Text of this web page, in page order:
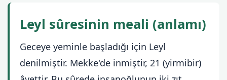
Leyl sûresinin meali (anlamı)
Geceye yeminle başladığı için Leyl
denilmiştir. Mekke'de inmiştir, 21 (yirmibir)